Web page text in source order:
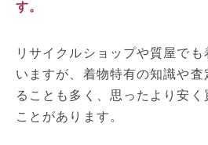
す。
リサイクルショップや質屋で
いますが、着物特有の知識や
ることも多く、思ったより安く
ことがあります。